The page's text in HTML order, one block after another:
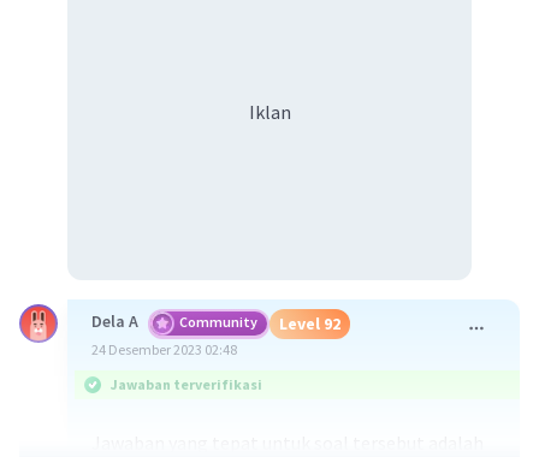
Iklan
Dela A Community Level 92
24 Desember 2023 02:48
Jawaban terverifikasi